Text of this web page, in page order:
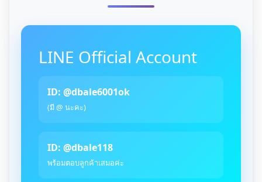
LINE Official Account
ID: @dbale6001ok
(มี @ นะคะ)
ID: @dbale118
พร้อมตอบลูกค้าเสมอค่ะ